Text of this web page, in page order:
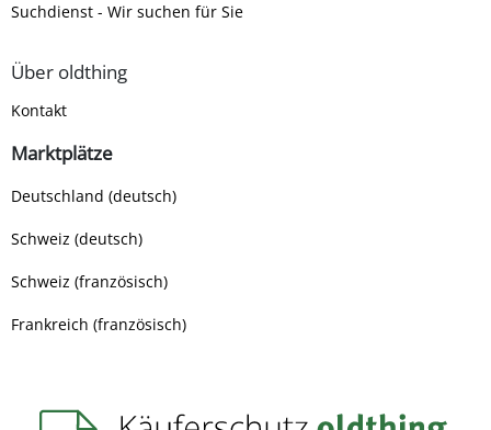
Suchdienst - Wir suchen für Sie
Über oldthing
Kontakt
Marktplätze
Deutschland (deutsch)
Schweiz (deutsch)
Schweiz (französisch)
Frankreich (französisch)